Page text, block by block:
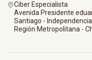
Ciber Especialista
Avenida Presidente
Santiago - Independencia
Región Metropolitana -